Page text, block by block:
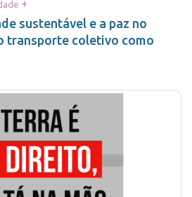
+
sustentável e a paz no
transporte coletivo como